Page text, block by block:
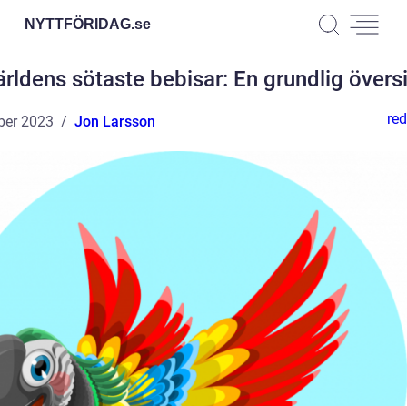
NYTTFÖRIDAG.se
sötaste bebisar: En grundlig
2023 Jon Larsson